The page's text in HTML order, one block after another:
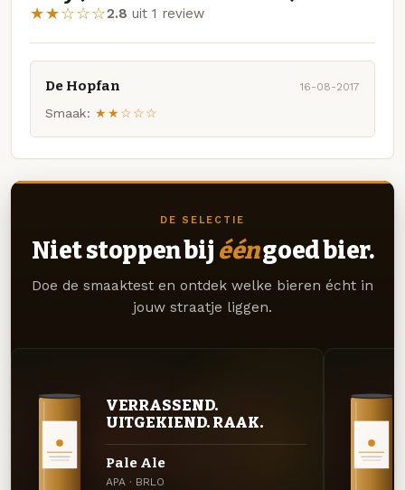
★★☆☆☆2.8 uit 1 review
De Hopfan 16-08-2017
Smaak: ★★☆☆☆
DE SELECTIE
Niet stoppen bij ééngoed bier.
Doe de smaaktest en ontdek welke bieren écht in
jouw straatje liggen.
VERRASSEND.
UITGEKIEND. RAAK.
Pale Ale
APA · BRLO